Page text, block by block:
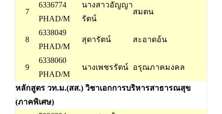
7
6336774
PHAD/M
นางสาวอัญญา
รัตน์
สมตน
8
6338049
PHAD/M
สุดารัตน์ สะอาดอ้น
9
6338060
PHAD/M
นางเพชรรัตน์ อรุณภาคมงคล
หลักสูตร วท.ม.(สส.) วิชาเอกการบริหารสาธารณสุข
(ภาคพิเศษ)